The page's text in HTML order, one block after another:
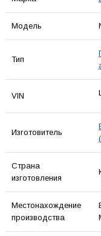
Модель
Тип
VIN
Изготовитель
Страна
изготовления
Местонахождение
производства